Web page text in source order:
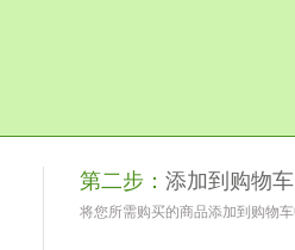
第二步： 添加到购物车
将您所需购买的商品添加到购物